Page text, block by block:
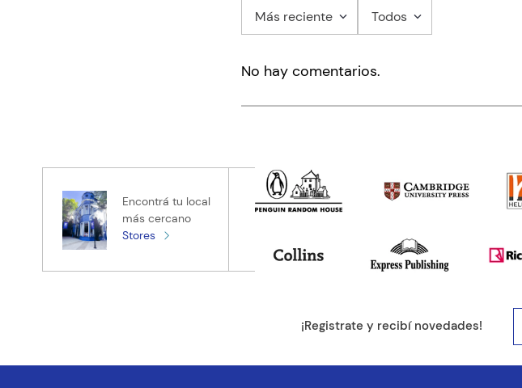
Título
Tu nombre
Tu ubicación
Más reciente Todos
No hay comentarios.
Encontrá tu local
más cercano
Stores
¡Registrate y recibí novedades!